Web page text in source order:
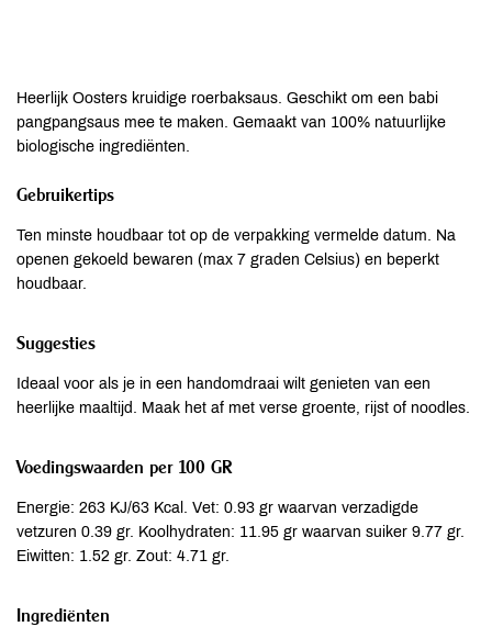
Heerlijk Oosters kruidige roerbaksaus. Geschikt om een babi
pangpangsaus mee te maken. Gemaakt van 100% natuurlijke
biologische ingrediënten.
Gebruikertips
Ten minste houdbaar tot op de verpakking vermelde datum. Na
openen gekoeld bewaren (max 7 graden Celsius) en beperkt
houdbaar.
Suggesties
Ideaal voor als je in een handomdraai wilt genieten van een
heerlijke maaltijd. Maak het af met verse groente, rijst of noodles.
Voedingswaarden per 100 GR
Energie: 263 KJ/63 Kcal. Vet: 0.93 gr waarvan verzadigde
vetzuren 0.39 gr. Koolhydraten: 11.95 gr waarvan suiker 9.77 gr.
Eiwitten: 1.52 gr. Zout: 4.71 gr.
Ingrediënten